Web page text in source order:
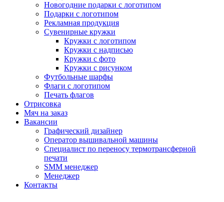
Новогодние подарки с логотипом
Подарки с логотипом
Рекламная продукция
Сувенирные кружки
Кружки с логотипом
Кружки с надписью
Кружки с фото
Кружки с рисунком
Футбольные шарфы
Флаги с логотипом
Печать флагов
Отрисовка
Мяч на заказ
Вакансии
Графический дизайнер
Оператор вышивальной машины
Специалист по переносу термотрансферной
печати
SMM менеджер
Менеджер
Контакты